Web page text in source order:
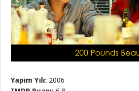
Yapım Yılı: 2006